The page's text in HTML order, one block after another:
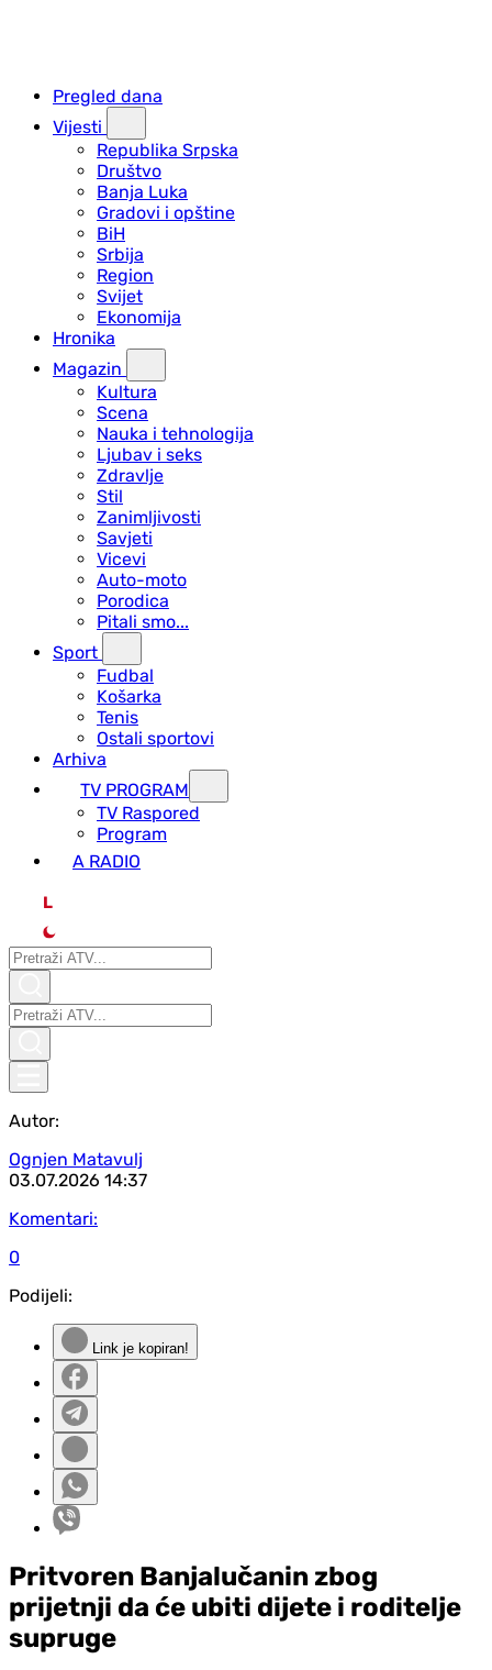
Pregled dana
Vijesti
Republika Srpska
Društvo
Banja Luka
Gradovi i opštine
BiH
Srbija
Region
Svijet
Ekonomija
Hronika
Magazin
Kultura
Scena
Nauka i tehnologija
Ljubav i seks
Zdravlje
Stil
Zanimljivosti
Savjeti
Vicevi
Auto-moto
Porodica
Pitali smo...
Sport
Fudbal
Košarka
Tenis
Ostali sportovi
Arhiva
TV PROGRAM
ТV Raspored
Program
A RADIO
L
Autor:
Ognjen Matavulj
03.07.2026 14:37
Komentari:
0
Podijeli:
Link je kopiran!
Pritvoren Banjalučanin zbog
prijetnji da će ubiti dijete i roditelje
supruge